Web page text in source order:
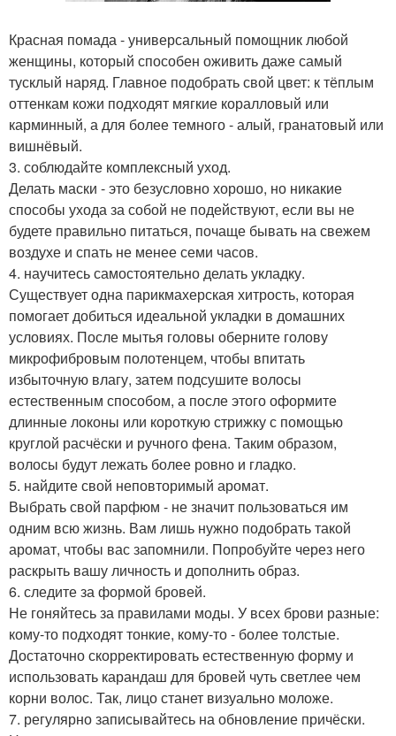
Красная помада - универсальный помощник любой
женщины, который способен оживить даже самый
тусклый наряд. Главное подобрать свой цвет: к тёплым
оттенкам кожи подходят мягкие коралловый или
карминный, а для более темного - алый, гранатовый или
вишнёвый.
3. соблюдайте комплексный уход.
Делать маски - это безусловно хорошо, но никакие
способы ухода за собой не подействуют, если вы не
будете правильно питаться, почаще бывать на свежем
воздухе и спать не менее семи часов.
4. научитесь самостоятельно делать укладку.
Существует одна парикмахерская хитрость, которая
помогает добиться идеальной укладки в домашних
условиях. После мытья головы оберните голову
микрофибровым полотенцем, чтобы впитать
избыточную влагу, затем подсушите волосы
естественным способом, а после этого оформите
длинные локоны или короткую стрижку с помощью
круглой расчёски и ручного фена. Таким образом,
волосы будут лежать более ровно и гладко.
5. найдите свой неповторимый аромат.
Выбрать свой парфюм - не значит пользоваться им
одним всю жизнь. Вам лишь нужно подобрать такой
аромат, чтобы вас запомнили. Попробуйте через него
раскрыть вашу личность и дополнить образ.
6. следите за формой бровей.
Не гоняйтесь за правилами моды. У всех брови разные:
кому-то подходят тонкие, кому-то - более толстые.
Достаточно скорректировать естественную форму и
использовать карандаш для бровей чуть светлее чем
корни волос. Так, лицо станет визуально моложе.
7. регулярно записывайтесь на обновление причёски.